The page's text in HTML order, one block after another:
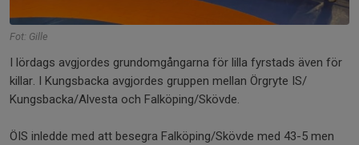
Fot: Gille
I lördags avgjordes grundomgångarna för lilla fyrstads även för
killar. I Kungsbacka avgjordes gruppen mellan Örgryte IS/
Kungsbacka/Alvesta och Falköping/Skövde.
ÖIS inledde med att besegra Falköping/Skövde med 43-5 men